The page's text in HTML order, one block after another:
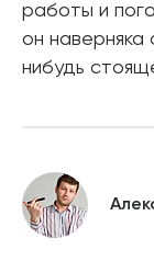
работы и
он
нибудь